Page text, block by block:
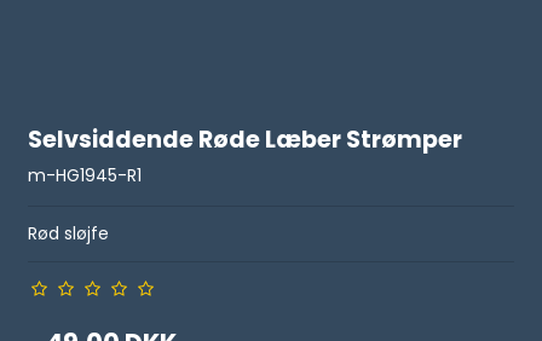
Selvsiddende Røde Læber Strømper
m-HG1945-R1
Rød sløjfe